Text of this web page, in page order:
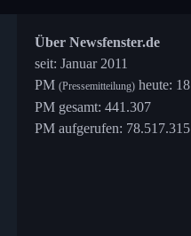
Über Newsfenster.de
seit: Januar 2011
PM (Pressemitteilung) heute: 18
PM gesamt: 441.307
PM aufgerufen: 78.517.315